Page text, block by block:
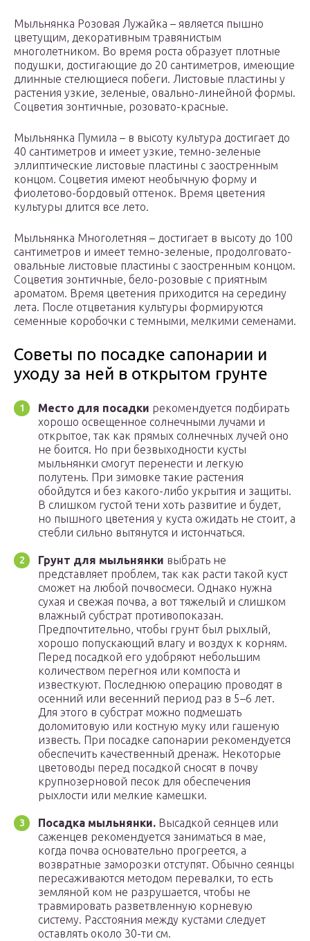
Мыльнянка Розовая Лужайка – является пышно
цветущим, декоративным травянистым
многолетником. Во время роста образует плотные
подушки, достигающие до 20 сантиметров, имеющие
длинные стелющиеся побеги. Листовые пластины у
растения узкие, зеленые, овально-линейной формы.
Соцветия зонтичные, розовато-красные.
Мыльнянка Пумила – в высоту культура достигает до
40 сантиметров и имеет узкие, темно-зеленые
эллиптические листовые пластины с заостренным
концом. Соцветия имеют необычную форму и
фиолетово-бордовый оттенок. Время цветения
культуры длится все лето.
Мыльнянка Многолетняя – достигает в высоту до 100
сантиметров и имеет темно-зеленые, продолговато-
овальные листовые пластины с заостренным концом.
Соцветия зонтичные, бело-розовые с приятным
ароматом. Время цветения приходится на середину
лета. После отцветания культуры формируются
семенные коробочки с темными, мелкими семенами.
Советы по посадке сапонарии и
уходу за ней в открытом грунте
Место для посадки рекомендуется подбирать
хорошо освещенное солнечными лучами и
открытое, так как прямых солнечных лучей оно
не боится. Но при безвыходности кусты
мыльнянки смогут перенести и легкую
полутень. При зимовке такие растения
обойдутся и без какого-либо укрытия и защиты.
В слишком густой тени хоть развитие и будет,
но пышного цветения у куста ожидать не стоит, а
стебли сильно вытянутся и истончаться.
Грунт для мыльнянки выбрать не
представляет проблем, так как расти такой куст
сможет на любой почвосмеси. Однако нужна
сухая и свежая почва, а вот тяжелый и слишком
влажный субстрат противопоказан.
Предпочтительно, чтобы грунт был рыхлый,
хорошо попускающий влагу и воздух к корням.
Перед посадкой его удобряют небольшим
количеством перегноя или компоста и
известкуют. Последнюю операцию проводят в
осенний или весенний период раз в 5–6 лет.
Для этого в субстрат можно подмешать
доломитовую или костную муку или гашеную
известь. При посадке сапонарии рекомендуется
обеспечить качественный дренаж. Некоторые
цветоводы перед посадкой сносят в почву
крупнозерновой песок для обеспечения
рыхлости или мелкие камешки.
Посадка мыльнянки. Высадкой сеянцев или
саженцев рекомендуется заниматься в мае,
когда почва основательно прогреется, а
возвратные заморозки отступят. Обычно сеянцы
пересаживаются методом перевалки, то есть
земляной ком не разрушается, чтобы не
травмировать разветвленную корневую
систему. Расстояния между кустами следует
оставлять около 30-ти см.